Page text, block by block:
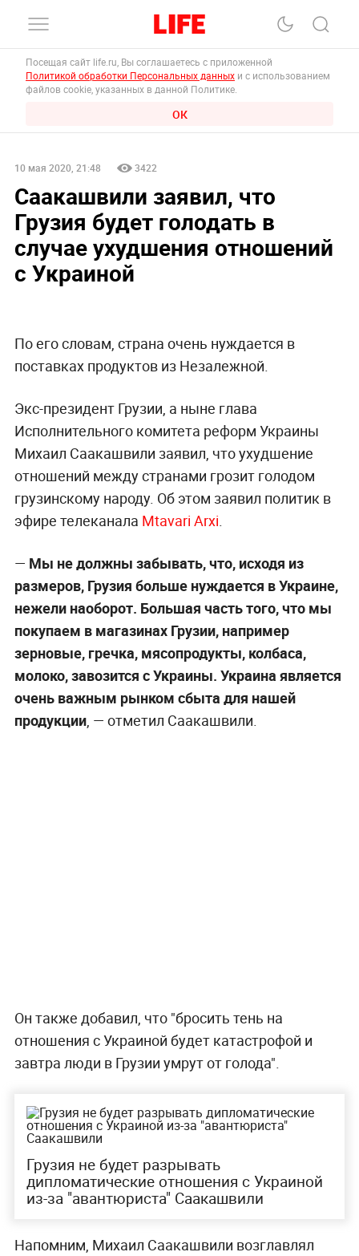
Посещая сайт life.ru, Вы соглашаетесь с приложенной
Политикой обработки Персональных данных и с использованием
файлов cookie, указанных в данной Политике.
ОК
10 мая 2020, 21:48 3422
Саакашвили заявил, что
Грузия будет голодать в
случае ухудшения отношений
с Украиной
По его словам, страна очень нуждается в
поставках продуктов из Незалежной.
Экс-президент Грузии, а ныне глава
Исполнительного комитета реформ Украины
Михаил Саакашвили заявил, что ухудшение
отношений между странами грозит голодом
грузинскому народу. Об этом заявил политик в
эфире телеканала Mtavari Arxi
— Мы не должны забывать, что, исходя из
размеров, Грузия больше нуждается в Украине,
нежели наоборот. Большая часть того, что мы
покупаем в магазинах Грузии, например
зерновые, гречка, мясопродукты, колбаса,
молоко, завозится с Украины. Украина является
очень важным рынком сбыта для нашей
продукции, — отметил Саакашвили.
Он также добавил, что "бросить тень на
отношения с Украиной будет катастрофой и
завтра люди в Грузии умрут от голода".
Грузия не будет разрывать
дипломатические отношения с Украиной
из-за "авантюриста" Саакашвили
Напомним, Михаил Саакашвили возглавлял